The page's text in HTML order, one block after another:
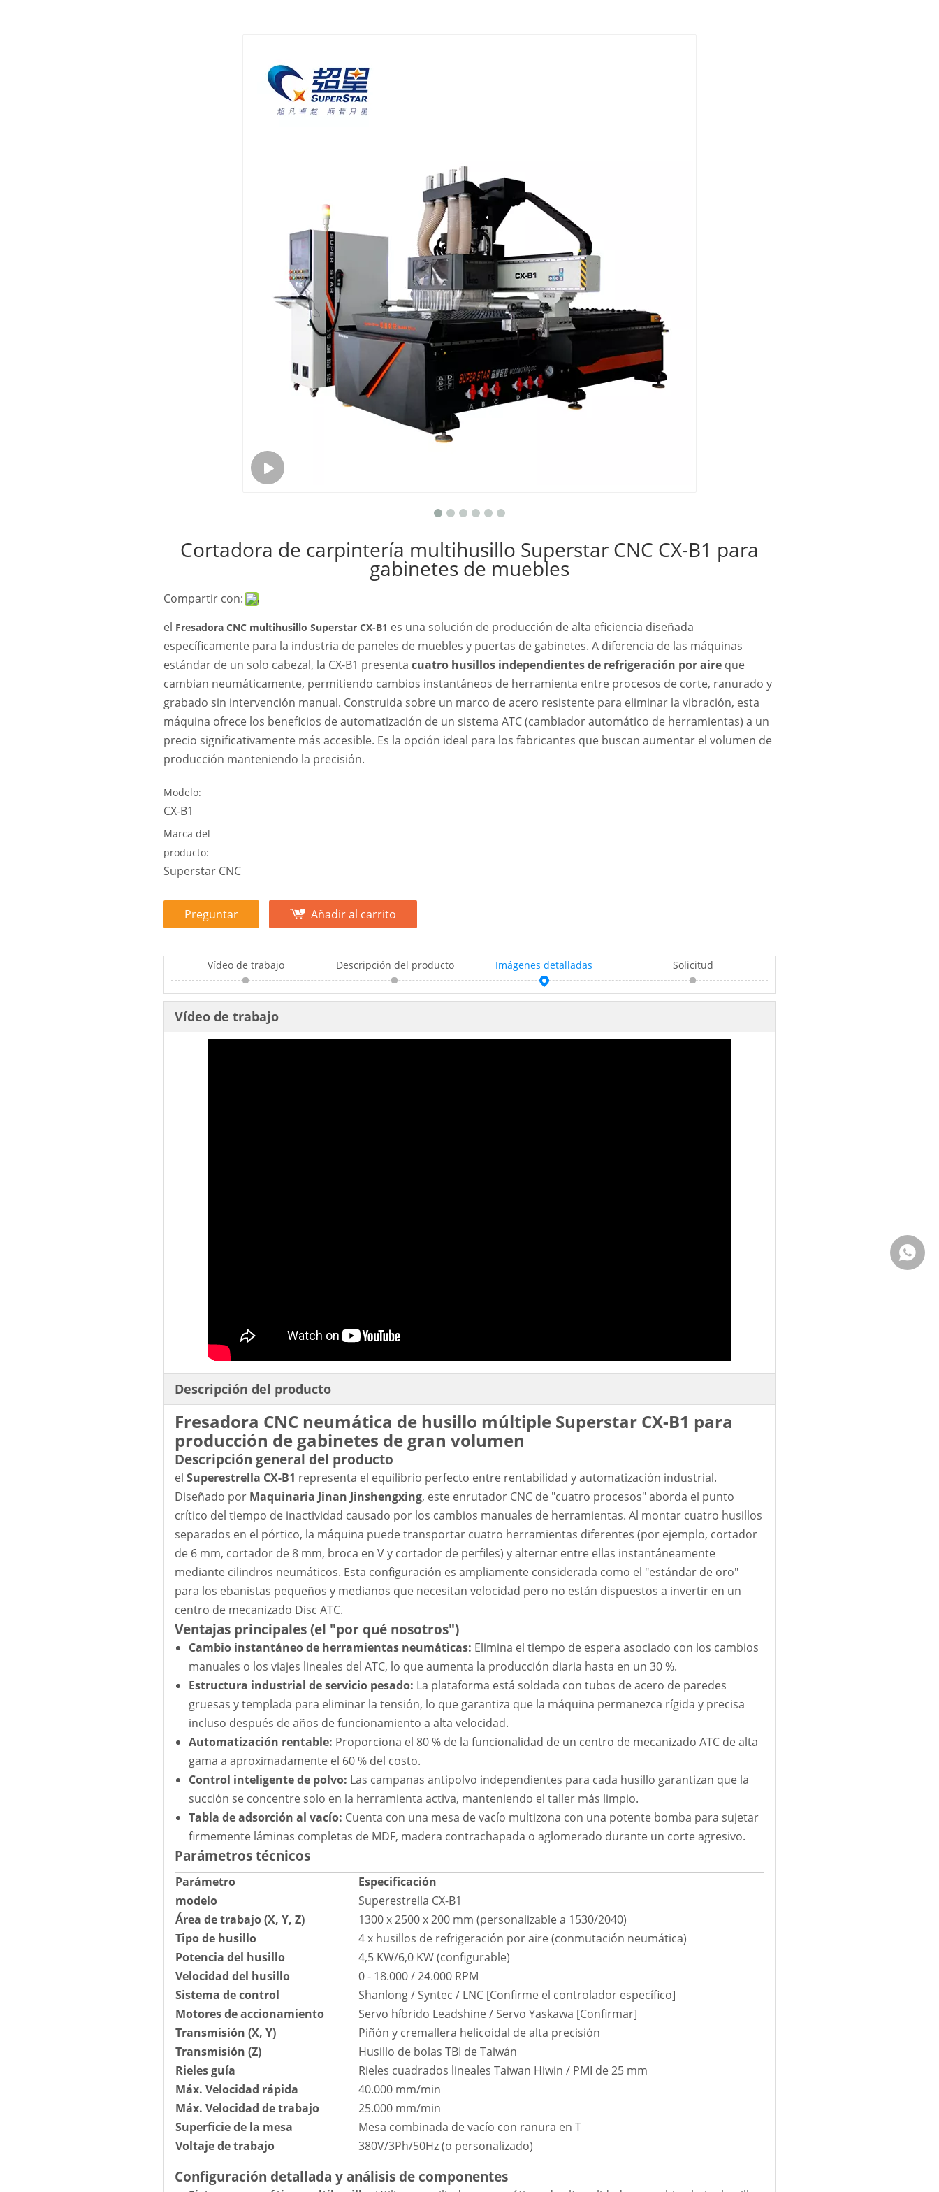
Cortadora de carpintería multihusillo Superstar CNC CX-B1 para
gabinetes de muebles
Compartir con:
el Fresadora CNC multihusillo Superstar CX-B1 es una solución de producción de alta eficiencia diseñada
específicamente para la industria de paneles de muebles y puertas de gabinetes. A diferencia de las máquinas
estándar de un solo cabezal, la CX-B1 presenta cuatro husillos independientes de refrigeración por aire que
cambian neumáticamente, permitiendo cambios instantáneos de herramienta entre procesos de corte, ranurado y
grabado sin intervención manual. Construida sobre un marco de acero resistente para eliminar la vibración, esta
máquina ofrece los beneficios de automatización de un sistema ATC (cambiador automático de herramientas) a un
precio significativamente más accesible. Es la opción ideal para los fabricantes que buscan aumentar el volumen de
producción manteniendo la precisión.
Modelo:
CX-B1
Marca del
producto:
Superstar CNC
Preguntar Añadir al carrito
Vídeo de trabajo Descripción del producto Imágenes detalladas Solicitud
Vídeo de trabajo
Descripción del producto
Fresadora CNC neumática de husillo múltiple Superstar CX-B1 para
producción de gabinetes de gran volumen
Descripción general del producto
el Superestrella CX-B1 representa el equilibrio perfecto entre rentabilidad y automatización industrial.
Diseñado por Maquinaria Jinan Jinshengxing, este enrutador CNC de "cuatro procesos" aborda el punto
crítico del tiempo de inactividad causado por los cambios manuales de herramientas. Al montar cuatro husillos
separados en el pórtico, la máquina puede transportar cuatro herramientas diferentes (por ejemplo, cortador
de 6 mm, cortador de 8 mm, broca en V y cortador de perfiles) y alternar entre ellas instantáneamente
mediante cilindros neumáticos. Esta configuración es ampliamente considerada como el "estándar de oro"
para los ebanistas pequeños y medianos que necesitan velocidad pero no están dispuestos a invertir en un
centro de mecanizado Disc ATC.
Ventajas principales (el "por qué nosotros")
Cambio instantáneo de herramientas neumáticas: Elimina el tiempo de espera asociado con los cambios
manuales o los viajes lineales del ATC, lo que aumenta la producción diaria hasta en un 30 %.
Estructura industrial de servicio pesado: La plataforma está soldada con tubos de acero de paredes
gruesas y templada para eliminar la tensión, lo que garantiza que la máquina permanezca rígida y precisa
incluso después de años de funcionamiento a alta velocidad.
Automatización rentable: Proporciona el 80 % de la funcionalidad de un centro de mecanizado ATC de alta
gama a aproximadamente el 60 % del costo.
Control inteligente de polvo: Las campanas antipolvo independientes para cada husillo garantizan que la
succión se concentre solo en la herramienta activa, manteniendo el taller más limpio.
Tabla de adsorción al vacío: Cuenta con una mesa de vacío multizona con una potente bomba para sujetar
firmemente láminas completas de MDF, madera contrachapada o aglomerado durante un corte agresivo.
Parámetros técnicos
Parámetro
Especificación
modelo
Superestrella CX-B1
Área de trabajo (X, Y, Z)
1300 x 2500 x 200 mm (personalizable a 1530/2040)
Tipo de husillo
4 x husillos de refrigeración por aire (conmutación neumática)
Potencia del husillo
4,5 KW/6,0 KW (configurable)
Velocidad del husillo
0 - 18.000 / 24.000 RPM
Sistema de control
Shanlong / Syntec / LNC [Confirme el controlador específico]
Motores de accionamiento
Servo híbrido Leadshine / Servo Yaskawa [Confirmar]
Transmisión (X, Y)
Piñón y cremallera helicoidal de alta precisión
Transmisión (Z)
Husillo de bolas TBI de Taiwán
Rieles guía
Rieles cuadrados lineales Taiwan Hiwin / PMI de 25 mm
Máx. Velocidad rápida
40.000 mm/min
Máx. Velocidad de trabajo
25.000 mm/min
Superficie de la mesa
Mesa combinada de vacío con ranura en T
Voltaje de trabajo
380V/3Ph/50Hz (o personalizado)
Configuración detallada y análisis de componentes